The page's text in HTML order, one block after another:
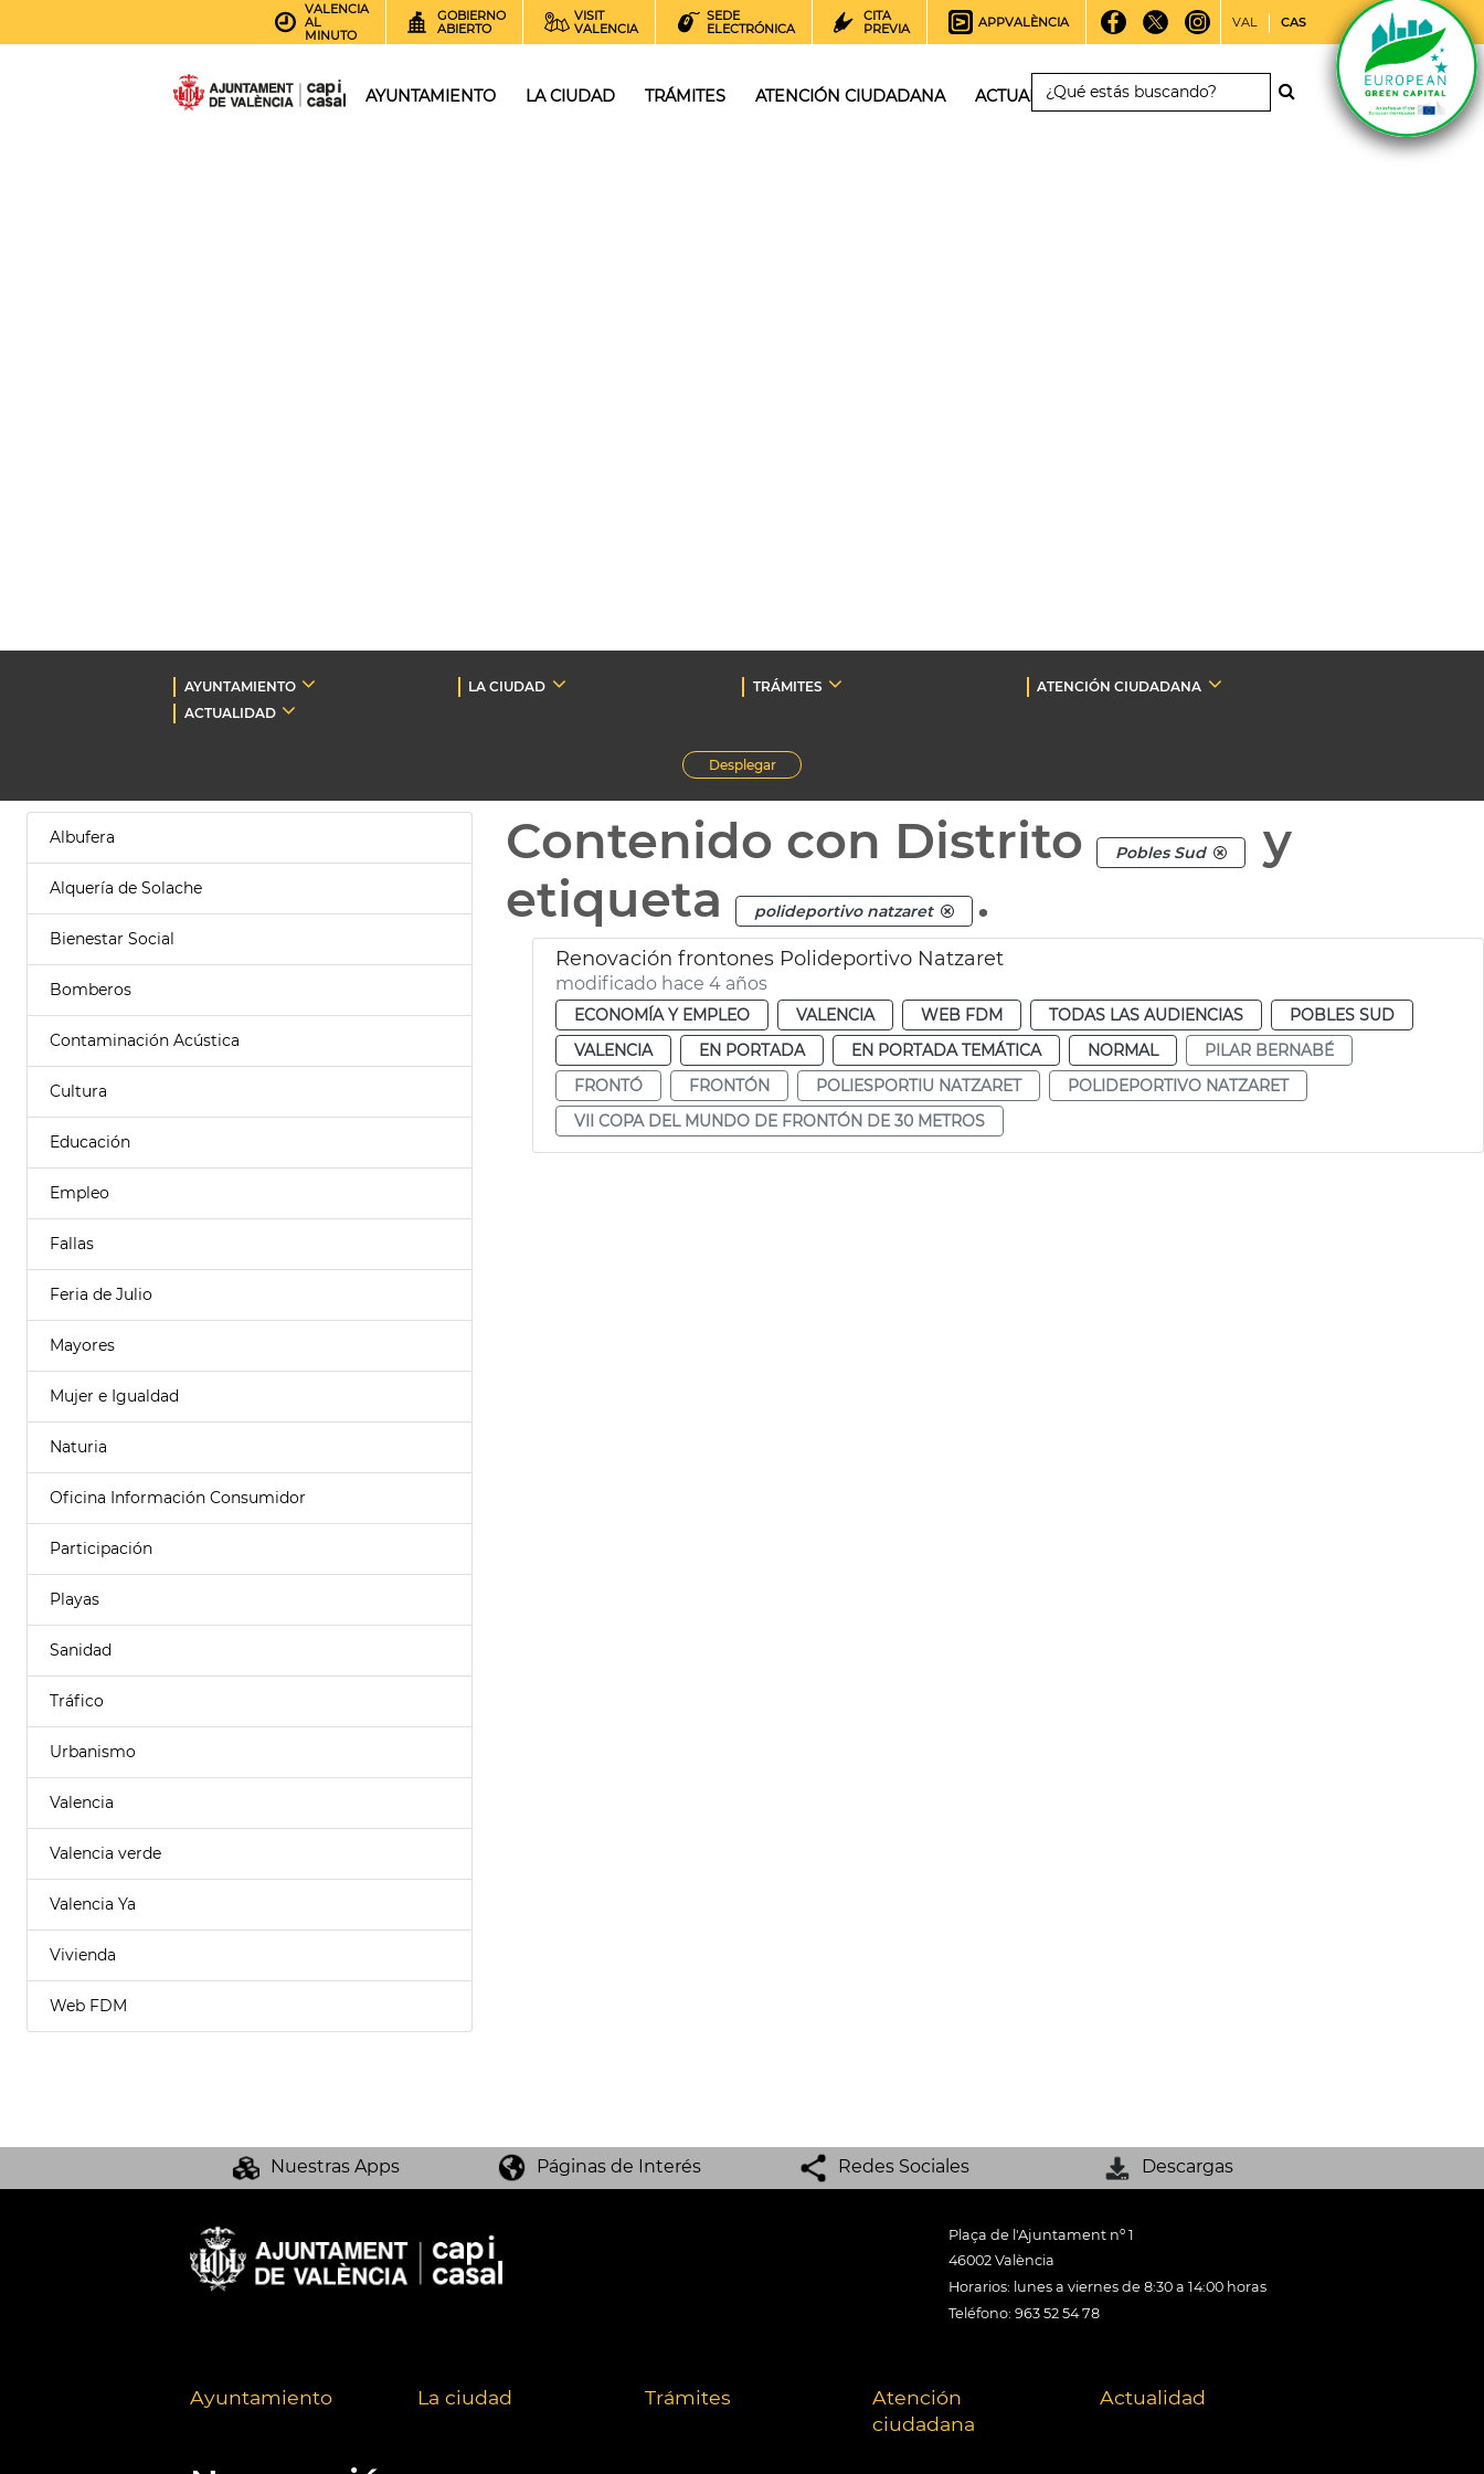
VALENCIA
AL
MINUTO
GOBIERNO
ABIERTO
VISIT
VALENCIA
SEDE
ELECTRÓNICA
CITA
PREVIA
APPVALÈNCIA VAL CAS
AYUNTAMIENTO LA CIUDAD TRÁMITES ATENCIÓN CIUDADANA ACTUALIDAD
AYUNTAMIENTO LA CIUDAD TRÁMITES
ATENCIÓN CIUDADANA
ACTUALIDAD
Desplegar
Albufera
Alquería de Solache
Bienestar Social
Bomberos
Contaminación Acústica
Cultura
Educación
Empleo
Fallas
Feria de Julio
Mayores
Mujer e Igualdad
Naturia
Oficina Información Consumidor
Participación
Playas
Sanidad
Tráfico
Urbanismo
Valencia
Valencia verde
Valencia Ya
Vivienda
Web FDM
Contenido con Distrito Pobles Sud
y
etiqueta
polideportivo natzaret .
Renovación frontones Polideportivo Natzaret
modificado hace 4 años
ECONOMÍA Y EMPLEO VALENCIA WEB FDM TODAS LAS AUDIENCIAS
POBLES SUD
VALENCIA
EN PORTADA EN PORTADA TEMÁTICA NORMAL
PILAR BERNABÉ
FRONTÓ
FRONTÓN POLIESPORTIU NATZARET
POLIDEPORTIVO NATZARET
VII COPA DEL MUNDO DE FRONTÓN DE 30 METROS
Nuestras Apps Páginas de Interés Redes Sociales Descargas
Plaça de l'Ajuntament nº 1
46002 València
Horarios: lunes a viernes de 8:30 a 14:00 horas
Teléfono: 963 52 54 78
Ayuntamiento La ciudad Trámites
Atención
ciudadana
Actualidad